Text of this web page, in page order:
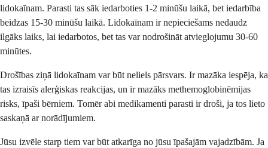
lidokaīnam. Parasti tas sāk iedarboties 1-2 minūšu laikā, bet iedarbība
beidzas 15-30 minūšu laikā. Lidokaīnam ir nepieciešams nedaudz
ilgāks laiks, lai iedarbotos, bet tas var nodrošināt atvieglojumu 30-60
minūtes.
Drošības ziņā lidokaīnam var būt neliels pārsvars. Ir mazāka iespēja, ka
tas izraisīs alerģiskas reakcijas, un ir mazāks methemoglobinēmijas
risks, īpaši bērniem. Tomēr abi medikamenti parasti ir droši, ja tos lieto
saskaņā ar norādījumiem.
Jūsu izvēle starp tiem var būt atkarīga no jūsu īpašajām vajadzībām. Ja